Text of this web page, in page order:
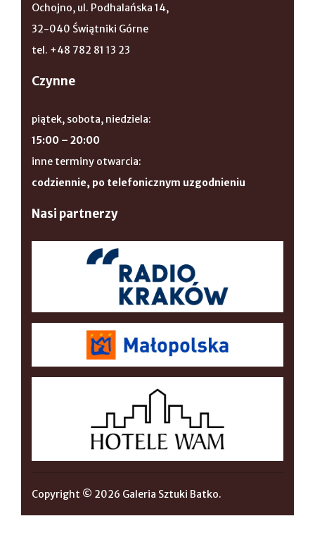
Ochojno, ul. Podhalańska 14,
32-040 Świątniki Górne
tel. +48 782 81 13 23
Czynne
piątek, sobota, niedziela:
15:00 – 20:00
inne terminy otwarcia:
codziennie, po telefonicznym uzgodnieniu
Nasi partnerzy
Copyright © 2026 Galeria Sztuki Batko.